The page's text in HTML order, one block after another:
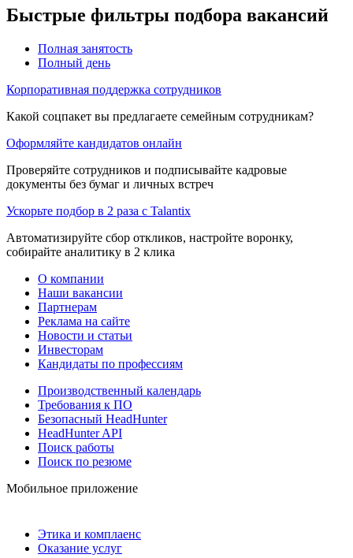
Быстрые фильтры подбора вакансий
Полная занятость
Полный день
Корпоративная поддержка сотрудников
Какой соцпакет вы предлагаете семейным сотрудникам?
Оформляйте кандидатов онлайн
Проверяйте сотрудников и подписывайте кадровые
документы без бумаг и личных встреч
Ускорьте подбор в 2 раза с Talantix
Автоматизируйте сбор откликов, настройте воронку,
собирайте аналитику в 2 клика
О компании
Наши вакансии
Партнерам
Реклама на сайте
Новости и статьи
Инвесторам
Кандидаты по профессиям
Производственный календарь
Требования к ПО
Безопасный HeadHunter
HeadHunter API
Поиск работы
Поиск по резюме
Мобильное приложение
Этика и комплаенс
Оказание услуг